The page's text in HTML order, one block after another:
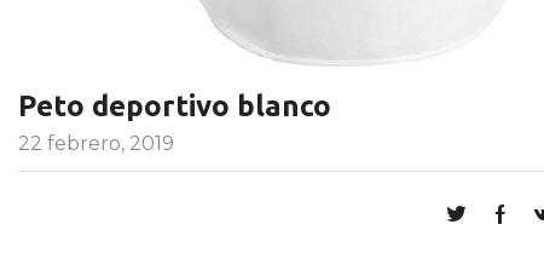
Peto deportivo blanco
22 febrero, 2019